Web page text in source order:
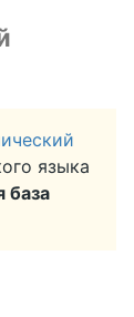
языка
база